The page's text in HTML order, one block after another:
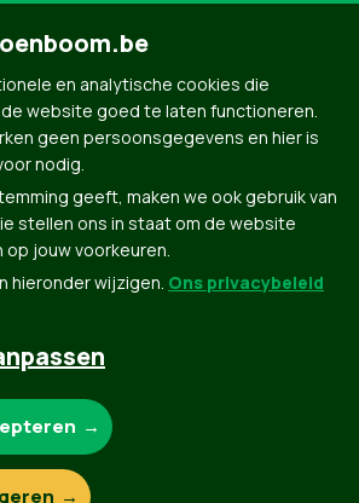
Privacybeleid
en analytische cookies die
website goed te laten functioneren.
geen persoonsgegevens en hier is
nodig.
geeft, maken we ook gebruik van
stellen ons in staat om de website
jouw voorkeuren.
hieronder wijzigen. Ons privacybeleid
cookies: